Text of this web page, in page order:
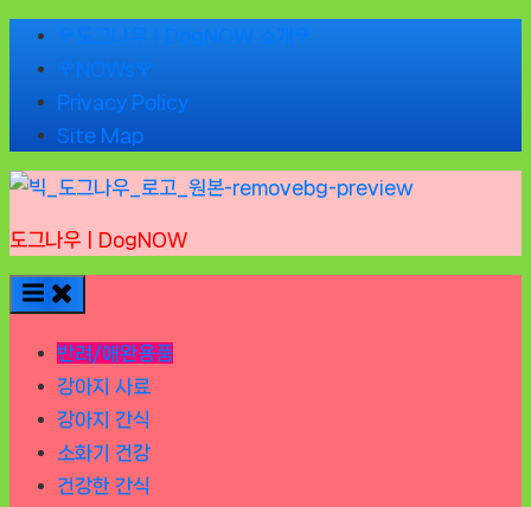
Skip
content
🌹도그나우ㅣDogNOW 소개🌹
🌹NOWs🌹
Privacy Policy
Site Map
도그나우ㅣDogNOW
반려/애완용품
강아지 사료
강아지 간식
소화기 건강
건강한 간식